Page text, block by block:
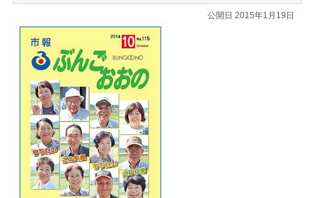
公開日 2015年1月19日